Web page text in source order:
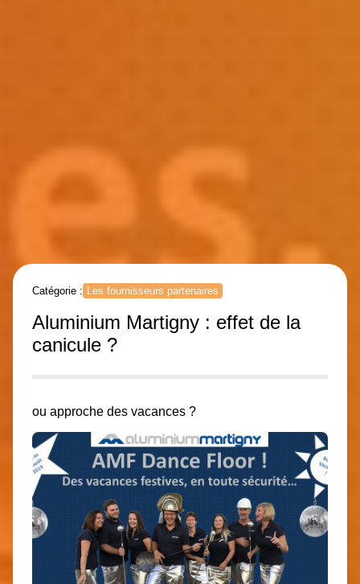
Catégorie : Les fournisseurs partenaires
Aluminium Martigny : effet de la
canicule ?
ou approche des vacances ?